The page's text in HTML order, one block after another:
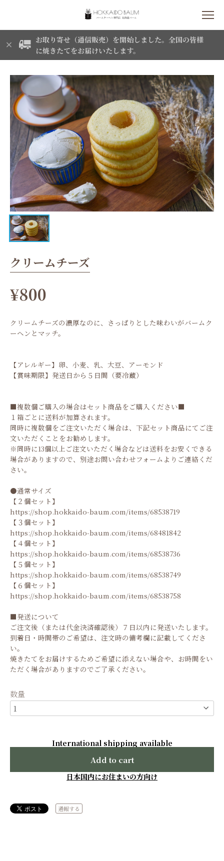
お取り寄せ（通信販売）を開始しました。全国の皆様
に焼きたてをお届けいたします。
クリームチーズ
¥800
クリームチーズの濃厚なのに、さっぱりとした味わいがバームク
ーヘンとマッチ。
【アレルギー】卵、小麦、乳、大豆、アーモンド
【賞味期限】発送日から５日間（要冷蔵）
■複数個ご購入の場合はセット商品をご購入ください■
１箱ごとに送料が加算されます。
同時に複数個をご注文いただく場合は、下記セット商品にてご注
文いただくことをお勧めします。
※同時に13個以上ご注文いただく場合などは送料をお安くできる
場合がありますので、別途お問い合わせフォームよりご連絡くだ
さい。
●通常サイズ
【２個セット】
https://shop.hokkaido-baum.com/items/68538719
【３個セット】
https://shop.hokkaido-baum.com/items/68481842
【４個セット】
https://shop.hokkaido-baum.com/items/68538736
【５個セット】
https://shop.hokkaido-baum.com/items/68538749
【６個セット】
https://shop.hokkaido-baum.com/items/68538758
■発送について
ご注文後（または代金決済確認後）７日以内に発送いたします。
到着日・時間帯のご希望は、注文時の備考欄に記載してくださ
い。
焼きたてをお届けするためご希望に添えない場合や、お時間をい
ただく場合がありますのでご了承ください。
数量
International shipping available
Add to cart
日本国内にお住まいの方向け
通報する